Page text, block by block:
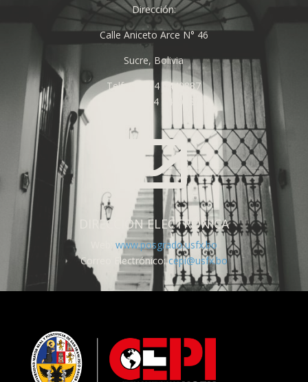
Dirección:
Calle Aniceto Arce N° 46
Sucre, Bolivia
Telf: (591) 4 6440887
Fax: (591) 4 6440887

DIRECCIÓN ELECTRÓNICA
www.posgrado.usfx.bo
Correo Electrónico: cepi@usfx.bo